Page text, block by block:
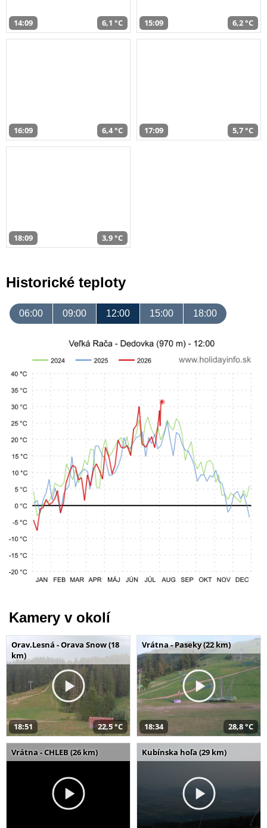
14:09 6,1 °C 15:09 6,2 °C
16:09 6,4 °C 17:09 5,7 °C
18:09 3,9 °C
Historické teploty
06:00 09:00 12:00 15:00 18:00
Kamery v okolí
Orav.Lesná - Orava Snow (18
km)
18:51 22,5 °C
Vrátna - Paseky (22 km)
18:34 28,8 °C
Vrátna - CHLEB (26 km) Kubínska hoľa (29 km)